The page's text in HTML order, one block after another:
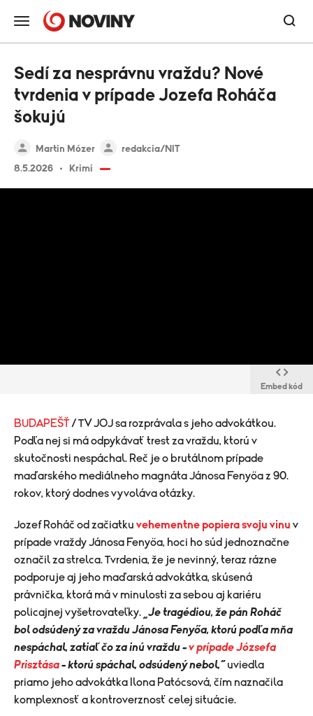
Martin Mózer
redakcia/NIT
8.5.2026
Krimi
Sedí za nesprávnu vraždu? Nové
tvrdenia v prípade Jozefa Roháča
šokujú
Embed kód
BUDAPEŠŤ/ TV JOJ sa rozprávala s jeho advokátkou.
Podľa nej si má odpykávať trest za vraždu, ktorú v
skutočnosti nespáchal. Reč je o brutálnom prípade
maďarského mediálneho magnáta Jánosa Fenyőa z 90.
rokov, ktorý dodnes vyvoláva otázky.
Jozef Roháč od začiatku vehementne popiera svoju vinu v
prípade vraždy Jánosa Fenyőa, hoci ho súd jednoznačne
označil za strelca. Tvrdenia, že je nevinný, teraz rázne
podporuje aj jeho maďarská advokátka, skúsená
právnička, ktorá má v minulosti za sebou aj kariéru
policajnej vyšetrovateľky. „Je tragédiou, že pán Roháč
bol odsúdený za vraždu Jánosa Fenyőa, ktorú podľa mňa
nespáchal, zatiaľ čo za inú vraždu –v prípade Józsefa
Prisztása– ktorú spáchal, odsúdený nebol,“ uviedla
priamo jeho advokátka Ilona Patócsová, čím naznačila
komplexnosť a kontroverznosť celej situácie.